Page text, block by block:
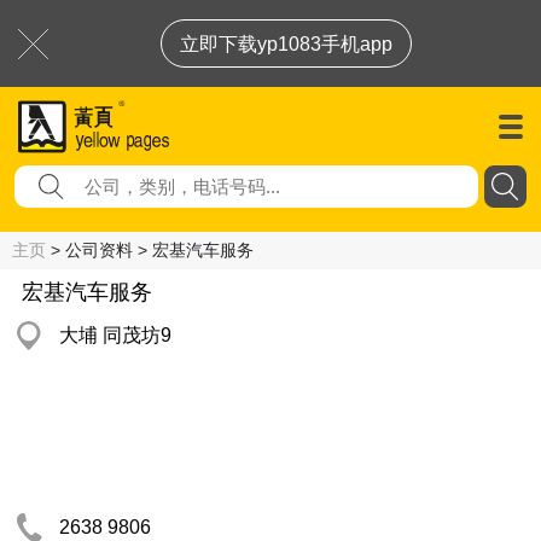
立即下载yp1083手机app
主页 > 公司资料 > 宏基汽车服务
宏基汽车服务
大埔 同茂坊9
2638 9806